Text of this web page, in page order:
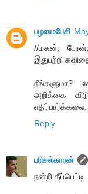
பழமைபேசி
//மகன்,
இதுபற்றி
நீங்களுமா?
அறிக்கை
எதிர்பார்க்கலை.
Reply
பரிசல்காரன்
நன்றி தீப்பெட்டி